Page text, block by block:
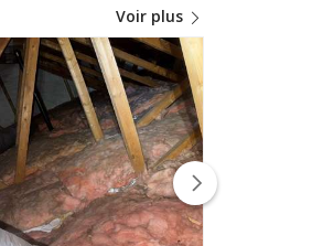
Voir plus